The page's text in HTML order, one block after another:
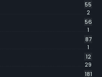
55
2
56
1
87
1
12
29
181